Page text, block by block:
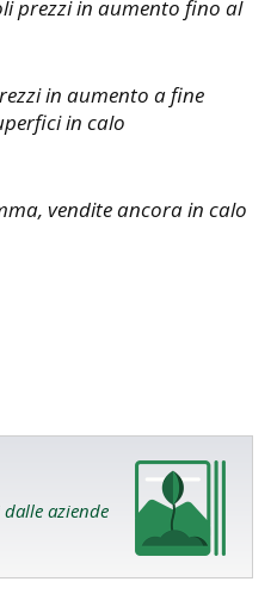
prezzi in aumento fino al
in aumento a fine
in calo
vendite ancora in calo
aziende